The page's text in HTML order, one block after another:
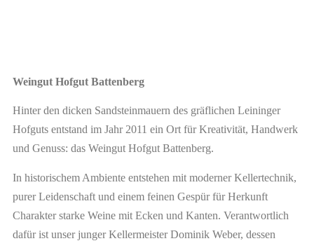
Weingut Hofgut Battenberg
Hinter den dicken Sandsteinmauern des gräflichen Leininger
Hofguts entstand im Jahr 2011 ein Ort für Kreativität, Handwerk
und Genuss: das Weingut Hofgut Battenberg.
In historischem Ambiente entstehen mit moderner Kellertechnik,
purer Leidenschaft und einem feinen Gespür für Herkunft
Charakter starke Weine mit Ecken und Kanten. Verantwortlich
dafür ist unser junger Kellermeister Dominik Weber, dessen